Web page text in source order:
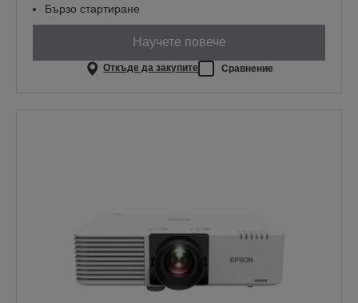
Бързо стартиране
Научете повече
Откъде да закупите Сравнение